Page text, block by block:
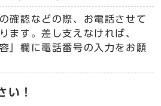
確認などの際、お電話させて
ます。差し支えなければ、
」欄に電話番号の入力をお願
い！